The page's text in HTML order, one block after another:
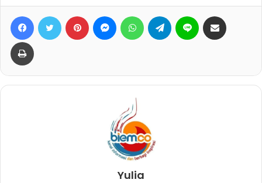
Yulia